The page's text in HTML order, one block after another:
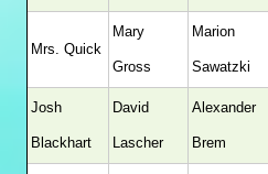
Mrs. Quick
Mary
Gross
Marion
Sawatzki
Josh
Blackhart
David
Lascher
Alexander
Brem